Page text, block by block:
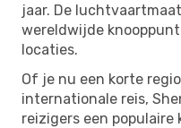
jaar. De
wereldwijde
locaties.
Of je nu een korte
internationale reis,
reizigers een populaire